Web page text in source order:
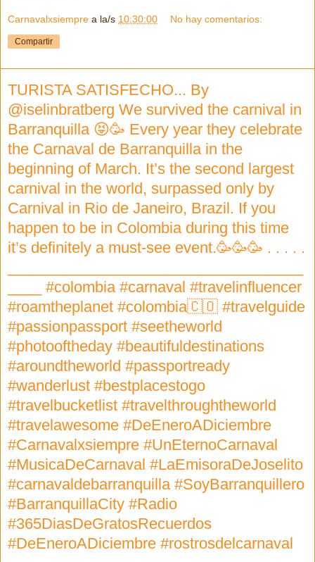
Carnavalxsiempre a la/s 10:30:00 No hay comentarios:
Compartir
TURISTA SATISFECHO... By
@iselinbratberg We survived the carnival in
Barranquilla 😝🥳 Every year they celebrate
the Carnaval de Barranquilla in the
beginning of March. It’s the second largest
carnival in the world, surpassed only by
Carnival in Rio de Janeiro, Brazil. If you
happen to be in Colombia during this time
it’s definitely a must-see event.🥳🥳🥳 . . . . .
____ #colombia #carnaval #travelinfluencer
#roamtheplanet #colombia🇨🇴 #travelguide
#passionpassport #seetheworld
#photooftheday #beautifuldestinations
#aroundtheworld #passportready
#wanderlust #bestplacestogo
#travelbucketlist #travelthroughtheworld
#travelawesome #DeEneroADiciembre
#Carnavalxsiempre #UnEternoCarnaval
#MusicaDeCarnaval #LaEmisoraDeJoselito
#carnavaldebarranquilla #SoyBarranquillero
#BarranquillaCity #Radio
#365DiasDeGratosRecuerdos
#DeEneroADiciembre #rostrosdelcarnaval